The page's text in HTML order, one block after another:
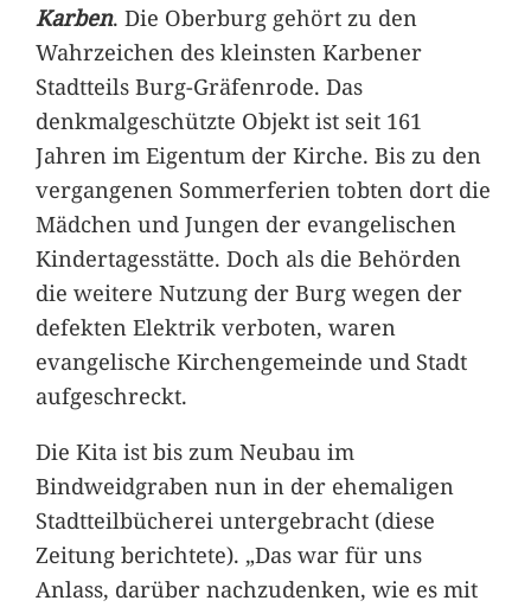
Karben. Die Oberburg gehört zu den
Wahrzeichen des kleinsten Karbener
Stadtteils Burg-Gräfenrode. Das
denkmalgeschützte Objekt ist seit 161
Jahren im Eigentum der Kirche. Bis zu den
vergangenen Sommerferien tobten dort die
Mädchen und Jungen der evangelischen
Kindertagesstätte. Doch als die Behörden
die weitere Nutzung der Burg wegen der
defekten Elektrik verboten, waren
evangelische Kirchengemeinde und Stadt
aufgeschreckt.
Die Kita ist bis zum Neubau im
Bindweidgraben nun in der ehemaligen
Stadtteilbücherei untergebracht (diese
Zeitung berichtete). „Das war für uns
Anlass, darüber nachzudenken, wie es mit